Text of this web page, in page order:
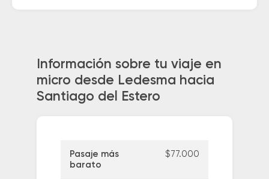
Información sobre tu viaje en
micro desde Ledesma hacia
Santiago del Estero
Pasaje más
barato
$77.000